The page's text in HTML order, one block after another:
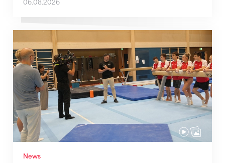
06.08.2026
News
Mit klaren Zielen nach Zagreb